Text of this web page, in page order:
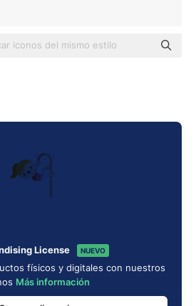
License NUEVO
físicos y digitales con nuestros
Más información